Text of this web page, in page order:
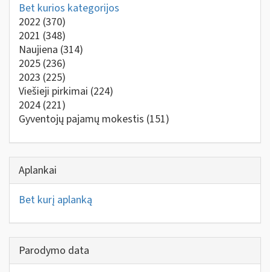
Bet kurios kategorijos
2022 (370)
2021 (348)
Naujiena (314)
2025 (236)
2023 (225)
Viešieji pirkimai (224)
2024 (221)
Gyventojų pajamų mokestis (151)
Aplankai
Bet kurį aplanką
Parodymo data